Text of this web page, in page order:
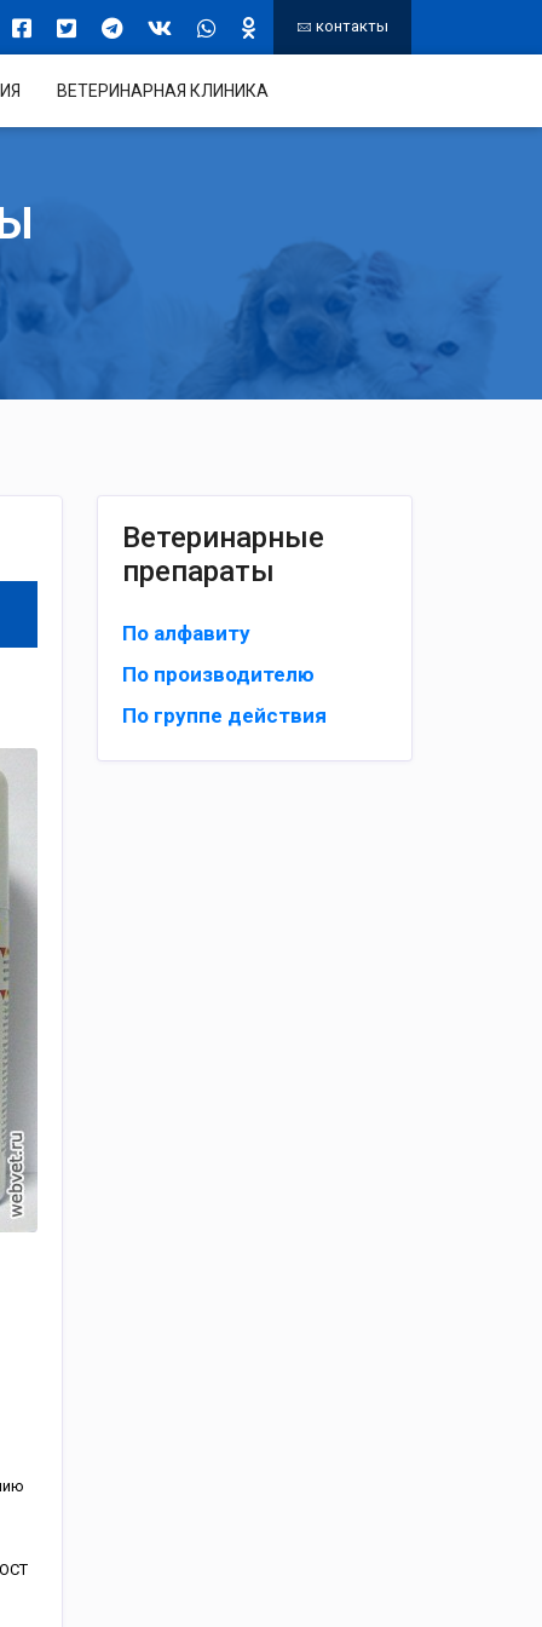
контакты
ВЕТЕРИНАРНАЯ КЛИНИКА
Ветеринарные
препараты
По алфавиту
По производителю
По группе действия